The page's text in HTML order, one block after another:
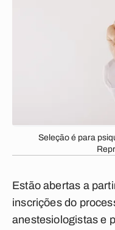
Seleção é para
Estão abertas a
inscrições do
anestesiologistas e